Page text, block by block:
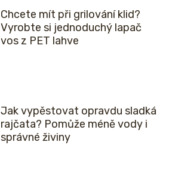
Chcete mít při grilování klid?
Vyrobte si jednoduchý lapač
vos z PET lahve
Jak vypěstovat opravdu sladká
rajčata? Pomůže méně vody i
správné živiny